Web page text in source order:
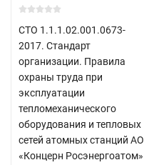
СТО 1.1.1.02.001.0673-
2017. Стандарт
организации. Правила
охраны труда при
эксплуатации
тепломеханического
оборудования и тепловых
сетей атомных станций АО
«Концерн Росэнергоатом»